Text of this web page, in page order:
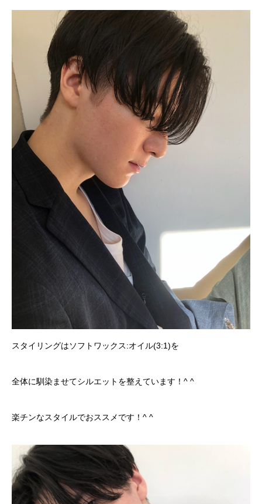
スタイリングはソフトワックス:オイル(3:1)を
全体に馴染ませてシルエットを整えています！^ ^
楽チンなスタイルでおススメです！^ ^